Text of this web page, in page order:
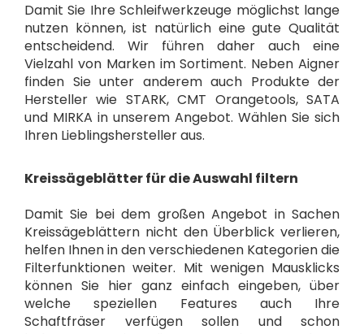
Damit Sie Ihre Schleifwerkzeuge möglichst lange
nutzen können, ist natürlich eine gute Qualität
entscheidend. Wir führen daher auch eine
Vielzahl von Marken im Sortiment. Neben Aigner
finden Sie unter anderem auch Produkte der
Hersteller wie STARK, CMT Orangetools, SATA
und MIRKA in unserem Angebot. Wählen Sie sich
Ihren Lieblingshersteller aus.
Kreissägeblätter für die Auswahl filtern
Damit Sie bei dem großen Angebot in Sachen
Kreissägeblättern nicht den Überblick verlieren,
helfen Ihnen in den verschiedenen Kategorien die
Filterfunktionen weiter. Mit wenigen Mausklicks
können Sie hier ganz einfach eingeben, über
welche speziellen Features auch Ihre
Schaftfräser verfügen sollen und schon